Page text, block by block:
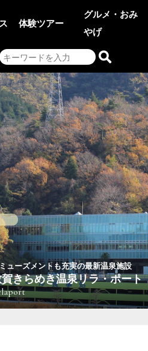
体験ツアー
グルメ・おみ
やげ
ューズメントも充実の最新温泉施設
きらめき温泉リラ・ポート